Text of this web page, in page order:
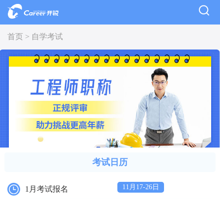
首页 > 自学考试
考试日历
1月考试报名 11月17-26日